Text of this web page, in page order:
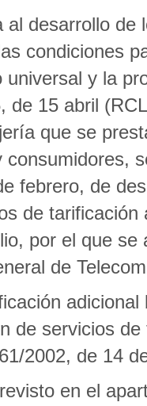
al desarrollo
condiciones
y la
de 15 abril
que se
febrero, de
de
por el que
de
de servicios
2002, de 14
en el